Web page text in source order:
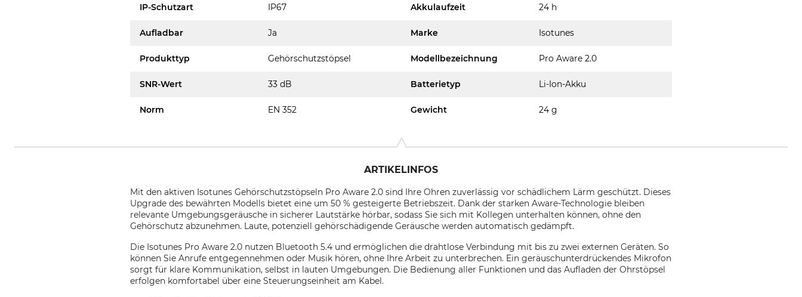
IP-Schutzart IP67 Akkulaufzeit 24 h
Aufladbar Ja Marke Isotunes
Produkttyp Gehörschutzstöpsel Modellbezeichnung Pro Aware 2.0
SNR-Wert 33 dB Batterietyp Li-Ion-Akku
Norm EN 352 Gewicht 24 g
ARTIKELINFOS
Mit den aktiven Isotunes Gehörschutzstöpseln Pro Aware 2.0 sind Ihre Ohren zuverlässig vor schädlichem Lärm geschützt. Dieses
Upgrade des bewährten Modells bietet eine um 50 % gesteigerte Betriebszeit. Dank der starken Aware-Technologie bleiben
relevante Umgebungsgeräusche in sicherer Lautstärke hörbar, sodass Sie sich mit Kollegen unterhalten können, ohne den
Gehörschutz abzunehmen. Laute, potenziell gehörschädigende Geräusche werden automatisch gedämpft.
Die Isotunes Pro Aware 2.0 nutzen Bluetooth 5.4 und ermöglichen die drahtlose Verbindung mit bis zu zwei externen Geräten. So
können Sie Anrufe entgegennehmen oder Musik hören, ohne Ihre Arbeit zu unterbrechen. Ein geräuschunterdrückendes Mikrofon
sorgt für klare Kommunikation, selbst in lauten Umgebungen. Die Bedienung aller Funktionen und das Aufladen der Ohrstöpsel
erfolgen komfortabel über eine Steuerungseinheit am Kabel.